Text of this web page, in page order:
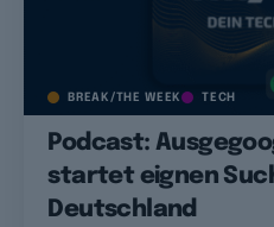
BREAK/THE WEEK TECH
Podcast:
startet eignen
Deutschland